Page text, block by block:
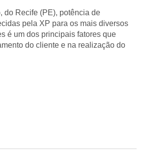
do Recife (PE), potência de
pela XP para os mais diversos
é um dos principais fatores que
do cliente e na realização do